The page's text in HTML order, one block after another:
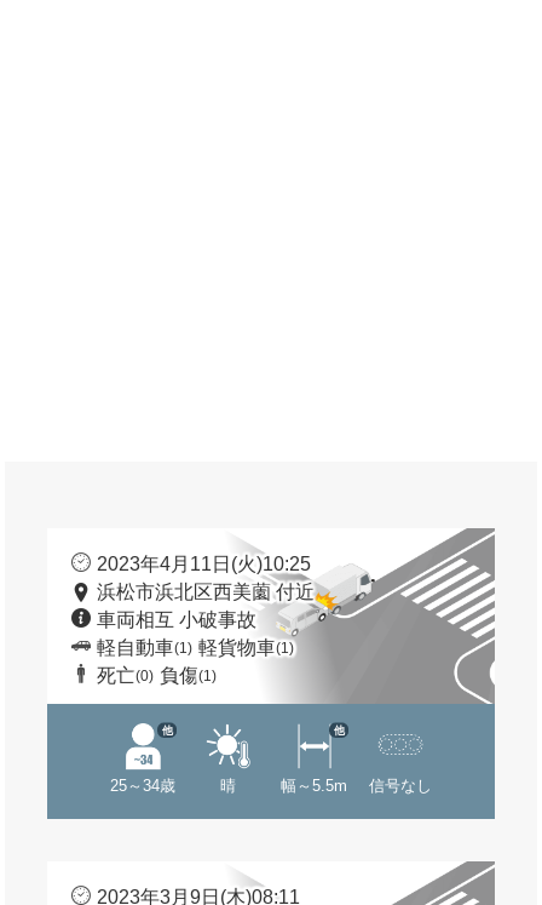
2023年4月11日(火)10:25
浜松市浜北区西美薗 付近
車両相互 小破事故
軽自動車(1) 軽貨物車(1)
死亡(0) 負傷(1)
25～34歳
他
晴 幅～5.5m
他
信号なし
2023年3月9日(木)08:11